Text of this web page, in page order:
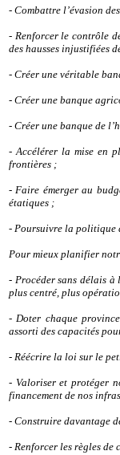
- Combattre l’évasion
- Renforcer le contrôle
des hausses injustifiées
- Créer une véritable
- Créer une banque
- Créer une banque de
- Accélérer la mise en
frontières ;
- Faire émerger au
étatiques ;
- Poursuivre la politique
Pour mieux planifier
- Procéder sans délais
plus centré, plus
- Doter chaque
assorti des capacités
- Réécrire la loi sur le
- Valoriser et protéger
financement de nos
- Construire davantage
- Renforcer les règles